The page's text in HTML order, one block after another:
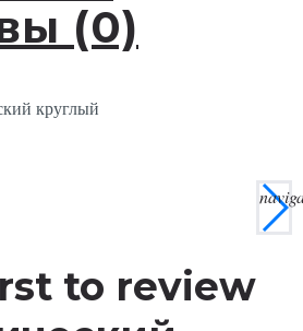
(0)
круглый
to review